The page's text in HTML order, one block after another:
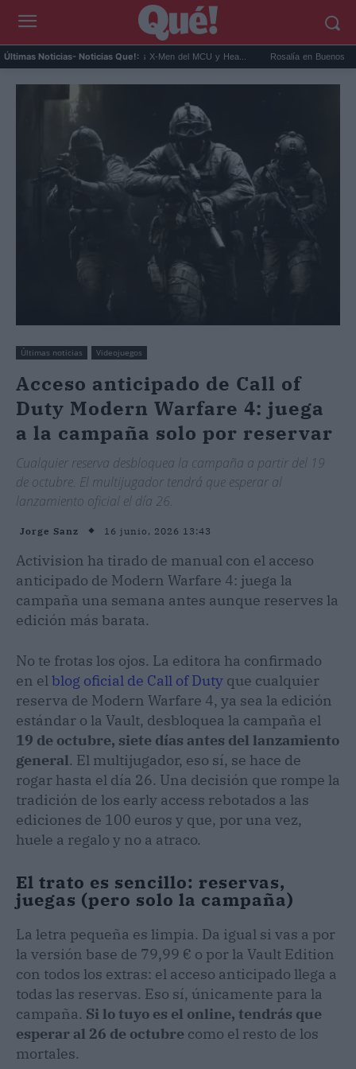
Últimas Noticias- Noticias Que!:
será Cíclope en los X-Men del MCU y Hea... Rosalía en Buenos Aires:
Últimas noticias Videojuegos
Acceso anticipado de Call of
Duty Modern Warfare 4: juega
a la campaña solo por reservar
Cualquier reserva desbloquea la campaña a partir del 19
de octubre. El multijugador tendrá que esperar al
lanzamiento oficial el día 26.
Jorge Sanz 16 junio, 2026 13:43
Activision ha tirado de manual con el acceso
anticipado de Modern Warfare 4: juega la
campaña una semana antes aunque reserves la
edición más barata.
No te frotas los ojos. La editora ha confirmado
en elblog oficial de Call of Duty que cualquier
reserva de Modern Warfare 4, ya sea la edición
estándar o la Vault, desbloquea la campaña el
19 de octubre, siete días antes del lanzamiento
general. El multijugador, eso sí, se hace de
rogar hasta el día 26. Una decisión que rompe la
tradición de los early access rebotados a las
ediciones de 100 euros y que, por una vez,
huele a regalo y no a atraco.
El trato es sencillo: reservas,
juegas (pero solo la campaña)
La letra pequeña es limpia. Da igual si vas a por
la versión base de 79,99 € o por la Vault Edition
con todos los extras: el acceso anticipado llega a
todas las reservas. Eso sí, únicamente para la
campaña. Si lo tuyo es el online, tendrás que
esperar al 26 de octubre como el resto de los
mortales.